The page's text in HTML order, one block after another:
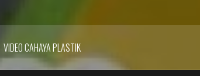
VIDEO CAHAYA PLASTIK